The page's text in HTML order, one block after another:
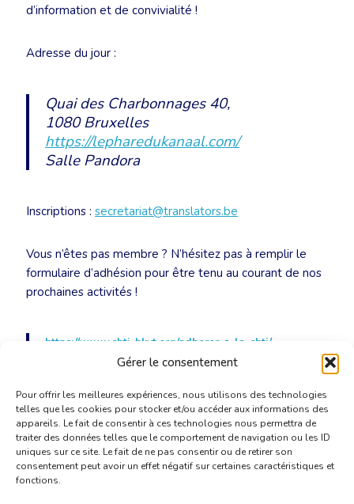
Gérer le consentement
Pour offrir les meilleures expériences, nous utilisons des technologies
telles que les cookies pour stocker et/ou accéder aux informations des
appareils. Le fait de consentir à ces technologies nous permettra de
traiter des données telles que le comportement de navigation ou les ID
uniques sur ce site. Le fait de ne pas consentir ou de retirer son
consentement peut avoir un effet négatif sur certaines caractéristiques et
fonctions.
d’information et de convivialité !
Adresse du jour :
Quai des Charbonnages 40,
1080 Bruxelles
https://lepharedukanaal.com/
Salle Pandora
Inscriptions : secretariat@translators.be
Vous n’êtes pas membre ? N’hésitez pas à remplir le
formulaire d’adhésion pour être tenu au courant de nos
prochaines activités !
https://www.cbti-bkvt.org/adherer-a-la-cbti/